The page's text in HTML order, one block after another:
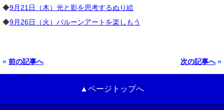
◆9月21日（木）光と影を思考するぬり絵
◆9月26日（火）バルーンアートを楽しもう
« 前の記事へ 次の記事へ»
▲ページトップへ